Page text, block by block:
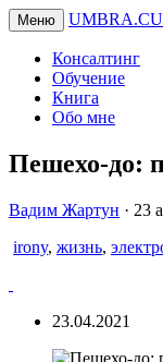
Меню
Консалтинг
Обучение
Книга
Обо мне
Пешехо-до:
Вадим
Вадим Жартун · 23
irony, жизнь,
23.04.2021